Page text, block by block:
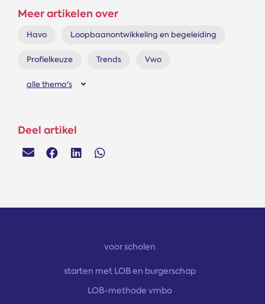
Meer artikelen over
Havo Loopbaanontwikkeling en begeleiding
Profielkeuze Trends Vwo
alle thema's
Deel artikel
voor scholen
starten met LOB en burgerschap
LOB-methode vmbo